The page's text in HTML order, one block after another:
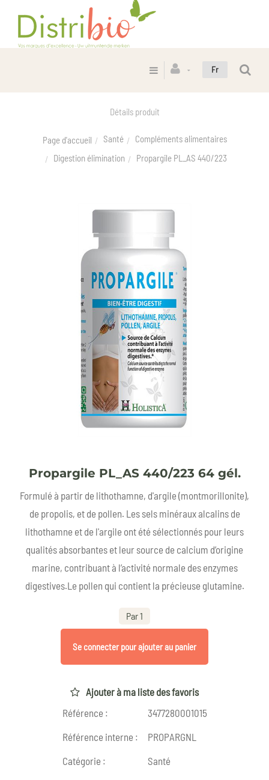
Fr
Détails produit
Page d'accueil Santé
Compléments alimentaires
Digestion élimination
Propargile PL_AS 440/223
Propargile PL_AS 440/223 64 gél.
Formulé à partir de lithothamne, d'argile (montmorillonite),
de propolis, et de pollen. Les sels minéraux alcalins de
lithothamne et de l'argile ont été sélectionnés pour leurs
qualités absorbantes et leur source de calcium d’origine
marine, contribuant à l’activité normale des enzymes
digestives.Le pollen qui contient la précieuse glutamine.
Par 1
Se connecter pour ajouter au panier
Ajouter à ma liste des favoris
Référence :
3477280001015
Référence interne :
PROPARGNL
Catégorie :
Santé